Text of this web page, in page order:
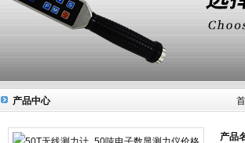
产品中心
产品